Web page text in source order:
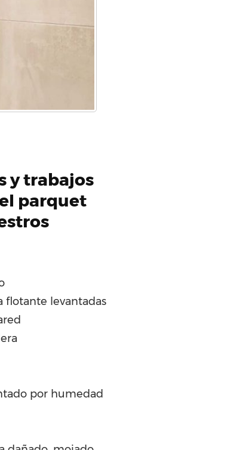
y trabajos
parquet
flotante levantadas
por humedad